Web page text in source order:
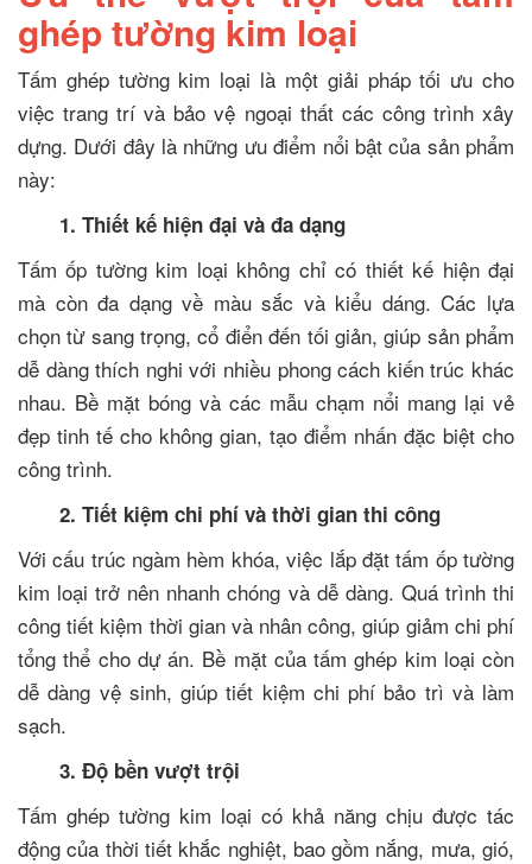
ghép tường kim loại
Tấm ghép tường kim loại là một giải pháp tối ưu cho
việc trang trí và bảo vệ ngoại thất các công trình xây
dựng. Dưới đây là những ưu điểm nổi bật của sản phẩm
này:
1. Thiết kế hiện đại và đa dạng
Tấm ốp tường kim loại không chỉ có thiết kế hiện đại
mà còn đa dạng về màu sắc và kiểu dáng. Các lựa
chọn từ sang trọng, cổ điển đến tối giản, giúp sản phẩm
dễ dàng thích nghi với nhiều phong cách kiến trúc khác
nhau. Bề mặt bóng và các mẫu chạm nổi mang lại vẻ
đẹp tinh tế cho không gian, tạo điểm nhấn đặc biệt cho
công trình.
2. Tiết kiệm chi phí và thời gian thi công
Với cấu trúc ngàm hèm khóa, việc lắp đặt tấm ốp tường
kim loại trở nên nhanh chóng và dễ dàng. Quá trình thi
công tiết kiệm thời gian và nhân công, giúp giảm chi phí
tổng thể cho dự án. Bề mặt của tấm ghép kim loại còn
dễ dàng vệ sinh, giúp tiết kiệm chi phí bảo trì và làm
sạch.
3. Độ bền vượt trội
Tấm ghép tường kim loại có khả năng chịu được tác
động của thời tiết khắc nghiệt, bao gồm nắng, mưa, gió,